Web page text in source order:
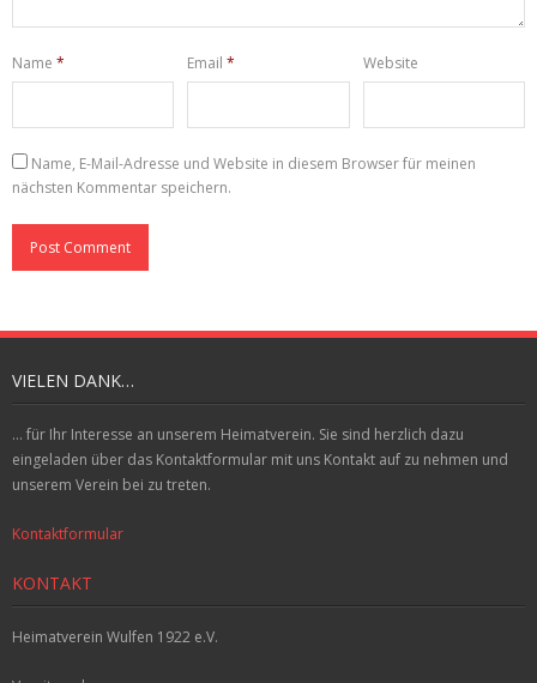
Name * Email* Website
Name, E-Mail-Adresse und Website in diesem Browser für meinen
nächsten Kommentar speichern.
VIELEN DANK…
... für Ihr Interesse an unserem Heimatverein. Sie sind herzlich dazu
eingeladen über das Kontaktformular mit uns Kontakt auf zu nehmen und
unserem Verein bei zu treten.
Kontaktformular
KONTAKT
Heimatverein Wulfen 1922 e.V.